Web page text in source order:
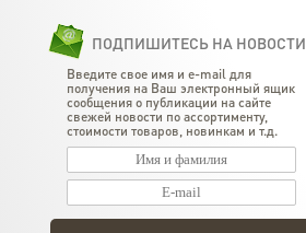
ПОДПИШИТЕСЬ НА НОВОСТИ
Введите свое имя и e-mail для
получения на Ваш электронный ящик
сообщения о публикации на сайте
свежей новости по ассортименту,
стоимости товаров, новинкам и т.д.